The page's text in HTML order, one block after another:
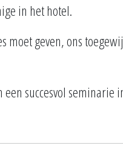
in het hotel.
geven, ons
succesvol seminarie